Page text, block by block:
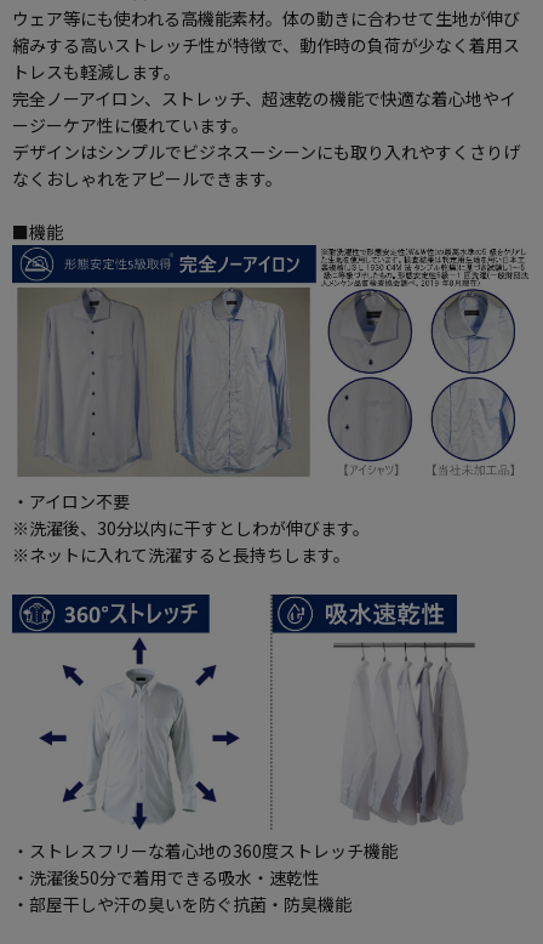
ウェア等にも使われる高機能素材。体の動きに合わせて生地が伸び
縮みする高いストレッチ性が特徴で、動作時の負荷が少なく着用ス
トレスも軽減します。
完全ノーアイロン、ストレッチ、超速乾の機能で快適な着心地やイ
ージーケア性に優れています。
デザインはシンプルでビジネスーシーンにも取り入れやすくさりげ
なくおしゃれをアピールできます。
■機能
・アイロン不要
※洗濯後、30分以内に干すとしわが伸びます。
※ネットに入れて洗濯すると長持ちします。
・ストレスフリーな着心地の360度ストレッチ機能
・洗濯後50分で着用できる吸水・速乾性
・部屋干しや汗の臭いを防ぐ抗菌・防臭機能